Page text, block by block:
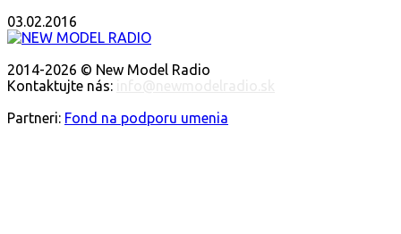
03.02.2016
2014-2026 © New Model Radio
Kontaktujte nás:
Partneri: Fond na podporu umenia